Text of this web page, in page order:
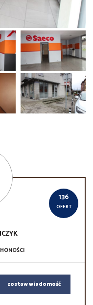
136
OFERT
zostaw wiadomość